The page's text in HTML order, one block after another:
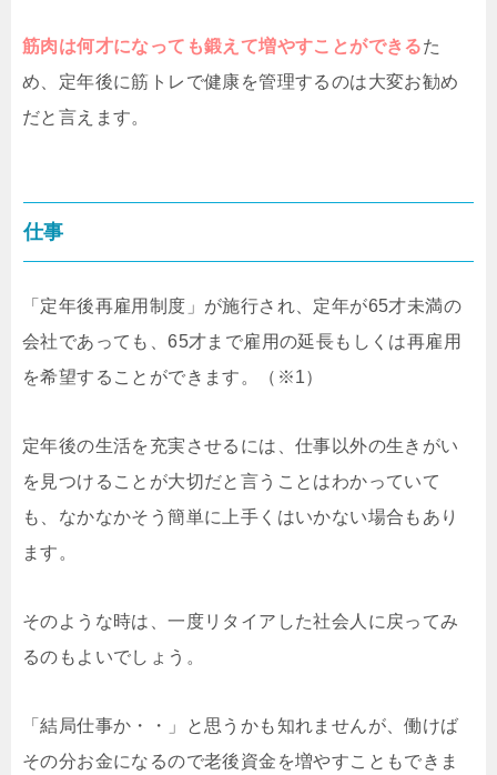
筋肉は何才になっても鍛えて増やすことができるた
め、定年後に筋トレで健康を管理するのは大変お勧め
だと言えます。
仕事
「定年後再雇用制度」が施行され、定年が65才未満の
会社であっても、65才まで雇用の延長もしくは再雇用
を希望することができます。（※1）
定年後の生活を充実させるには、仕事以外の生きがい
を見つけることが大切だと言うことはわかっていて
も、なかなかそう簡単に上手くはいかない場合もあり
ます。
そのような時は、一度リタイアした社会人に戻ってみ
るのもよいでしょう。
「結局仕事か・・」と思うかも知れませんが、働けば
その分お金になるので老後資金を増やすこともできま